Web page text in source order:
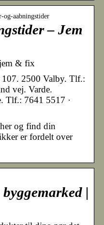
aabningstider
– Jem
& fix
2500 Valby. Tlf.:
vej. Varde.
Tlf.: 7641 5517 ·
og find din
er fordelt over
|